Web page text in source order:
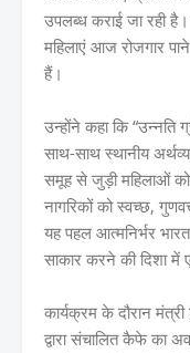
उपलब्ध कराई जा रही
महिलाएं आज रोजगार
हैं।
उन्होंने कहा कि
साथ-साथ स्थानीय
समूह से जुड़ी महिलाओं को
नागरिकों को स्वच्छ,
यह पहल आत्मनिर्भर
साकार करने की दिशा में
कार्यक्रम के दौरान
द्वारा संचालित कैफे का